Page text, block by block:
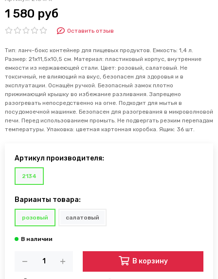
1 580 руб
Оставить отзыв
Тип: ланч-бокс контейнер для пищевых продуктов. Емкость: 1,4 л.
Размер: 21х11,5х10,5 см. Материал: пластиковый корпус, внутренние
емкости из нержавеющей стали. Цвет: розовый, салатовый. Не
токсичный, не влияющий на вкус, безопасен для здоровья и в
эксплуатации. Оснащён ручкой. Безопасный замок плотно
прижимающий крышку во избежание разливания. Запрещено
разогревать непосредственно на огне. Подходит для мытья в
посудомоечной машинке. Безопасен для разогревания в микроволновой
печи. Перед использованием промыть. Не подвергать резким перепадам
температуры. Упаковка: цветная картонная коробка. Ящик: 36 шт.
Артикул производителя:
2134
Варианты товара:
розовый салатовый
В корзину